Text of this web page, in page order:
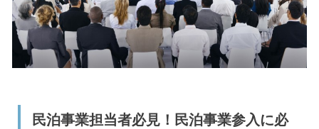
民泊事業担当者必見！民泊事業参入に必